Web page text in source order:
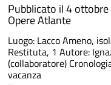
Pubblicato il 4
Opere Atlante
Luogo: Lacco Ameno,
Restituta, 1 Autore:
(collaboratore)
vacanza